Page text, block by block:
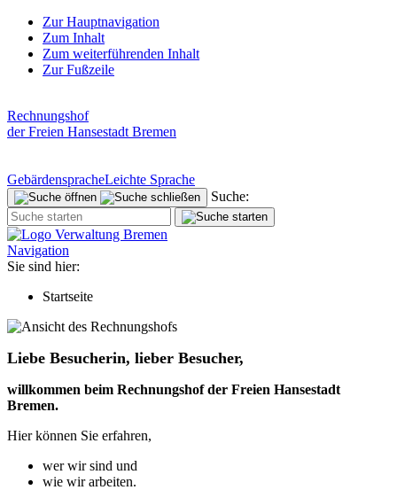
Zur Hauptnavigation
Zum Inhalt
Zum weiterführenden Inhalt
Zur Fußzeile
Rechnungshof
der Freien Hansestadt Bremen
GebärdenspracheLeichte Sprache
Suche:
Navigation
Sie sind hier:
Startseite
Liebe Besucherin, lieber Besucher,
willkommen beim Rechnungshof der Freien Hansestadt
Bremen.
Hier können Sie erfahren,
wer wir sind und
wie wir arbeiten.